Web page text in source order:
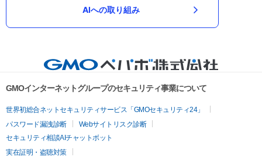
AIへの取り組み
GMOインターネットグループのセキュリティ事業について
世界初総合ネットセキュリティサービス「GMOセキュリティ24」
パスワード漏洩診断
Webサイトリスク診断
セキュリティ相談AIチャットボット
実在証明・盗聴対策